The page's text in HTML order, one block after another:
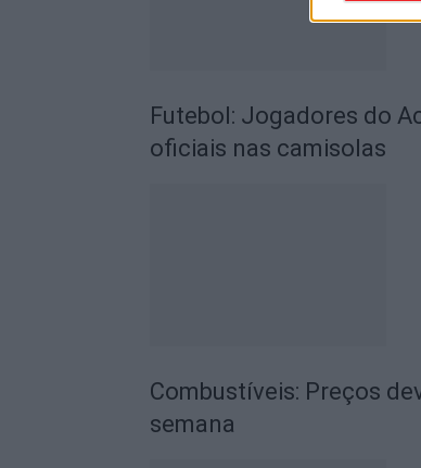
Futebol: Jogadores do
oficiais nas camisolas
Combustíveis: Preços
semana